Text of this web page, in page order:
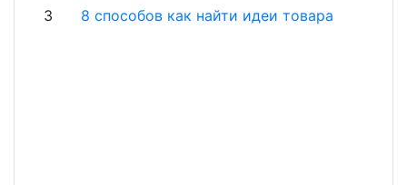
3 8 способов как найти идеи товара